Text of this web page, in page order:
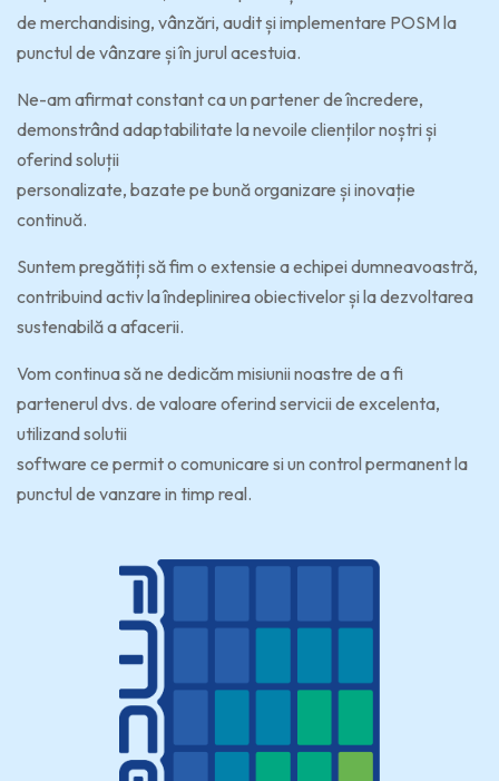
de merchandising, vânzări, audit și implementare POSM la
punctul de vânzare și în jurul acestuia.
Ne-am afirmat constant ca un partener de încredere,
demonstrând adaptabilitate la nevoile clienților noștri și
oferind soluții
personalizate, bazate pe bună organizare și inovație
continuă.
Suntem pregătiți să fim o extensie a echipei dumneavoastră,
contribuind activ la îndeplinirea obiectivelor și la dezvoltarea
sustenabilă a afacerii.
Vom continua să ne dedicăm misiunii noastre de a fi
partenerul dvs. de valoare oferind servicii de excelenta,
utilizand solutii
software ce permit o comunicare si un control permanent la
punctul de vanzare in timp real.